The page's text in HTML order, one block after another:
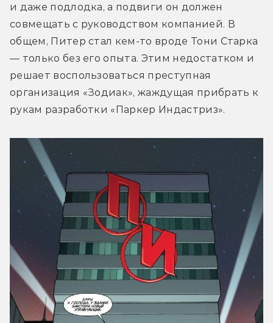
и даже подлодка, а подвиги он должен
совмещать с руководством компанией. В
общем, Питер стал кем-то вроде Тони Старка
— только без его опыта. Этим недостатком и
решает воспользоваться преступная
организация «Зодиак», жаждущая прибрать к
рукам разработки «Паркер Индастриз».